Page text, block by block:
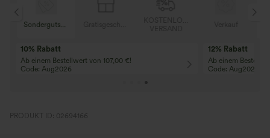
Sondergutschein
10% Rabatt
Ab einem Bestellwert von 107,00 €!
Code: Aug2026
12% Rabatt
Ab einem
Code: Aug2026
PRODUKT ID: 02694166